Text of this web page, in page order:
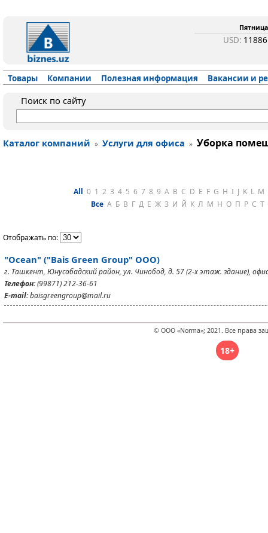
USD:
Товары Компании Полезная информация Вакансии и
Поиск по сайту
Каталог компаний » Услуги для офиса » Уборка
All 0 1 2 3 4 5 6 7 8 9 A B C D E F G H I J K L M
Все А Б В Г Д Е Ж З И Й К Л М Н О П Р С Т
Отображать по:
"Ocean" ("Bais Green Group" ООО)
г. Ташкент, Юнусабадский район, ул. Чинобод, д. 57 (2-х этаж. здание),
Телефон:(99871) 212-36-61
E-mail:baisgreengroup@mail.ru
© ООО «Norma»; 2021. Все права
18+